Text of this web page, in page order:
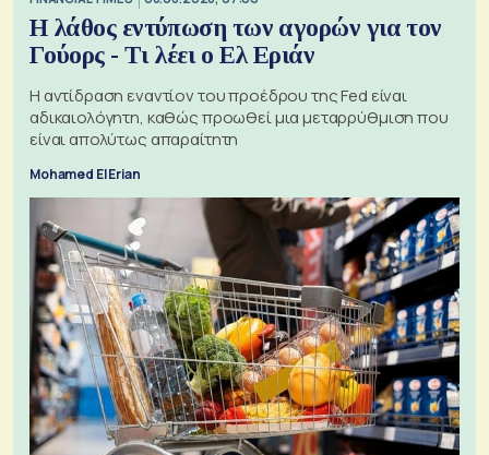
Η λάθος εντύπωση των αγορών για τον
Γούορς - Τι λέει ο Ελ Εριάν
Η αντίδραση εναντίον του προέδρου της Fed είναι
αδικαιολόγητη, καθώς προωθεί μια μεταρρύθμιση που
είναι απολύτως απαραίτητη
Mohamed El Erian